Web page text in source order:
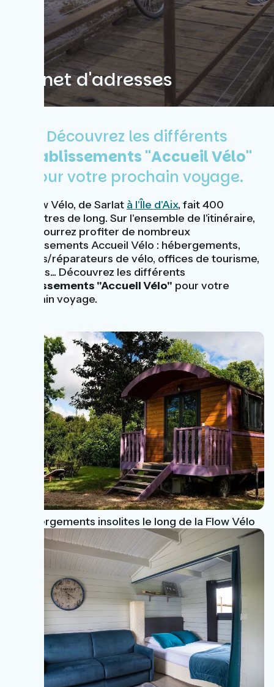
Carnet d'adresses
Découvrez les différents
établissements "Accueil Vélo"
pour votre prochain voyage.
La Flow Vélo, de Sarlat à l'Île d'Aix, fait 400
kilomètres de long. Sur l'ensemble de l'itinéraire,
vous pourrez profiter de nombreux
établissements Accueil Vélo : hébergements,
loueurs/réparateurs de vélo, offices de tourisme,
musées... Découvrez les différents
établissements "Accueil Vélo" pour votre
prochain voyage.
4 hébergements insolites le long de la Flow Vélo